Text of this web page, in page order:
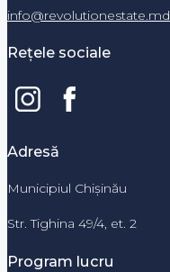
info@revolutionestate.md
Rețele sociale
Adresă
Municipiul Chișinău
Str. Tighina 49/4, et. 2
Program lucru